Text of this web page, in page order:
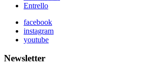
Entrello
facebook
instagram
youtube
Newsletter